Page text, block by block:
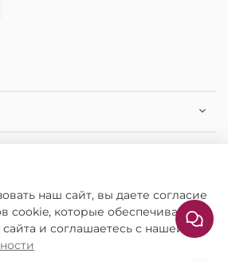
наш сайт, вы даете согласие
cookie, которые обеспечивают
и соглашаетесь с нашей